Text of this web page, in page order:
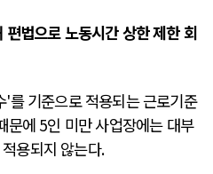
편법으로 노동시간 상한 제한 회
'를 기준으로 적용되는 근로기준
문에5인 미만 사업장에는 대부
용되지 않는다.